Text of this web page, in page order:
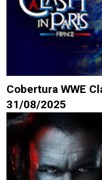
Cobertura WWE
31/08/2025